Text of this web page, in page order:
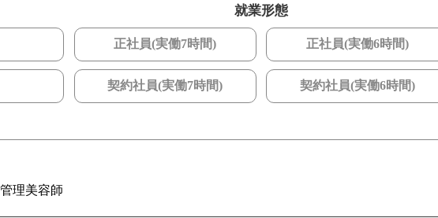
就業形態
正社員(実働7時間) 正社員(実働6時間)
契約社員(実働7時間) 契約社員(実働6時間)
管理美容師